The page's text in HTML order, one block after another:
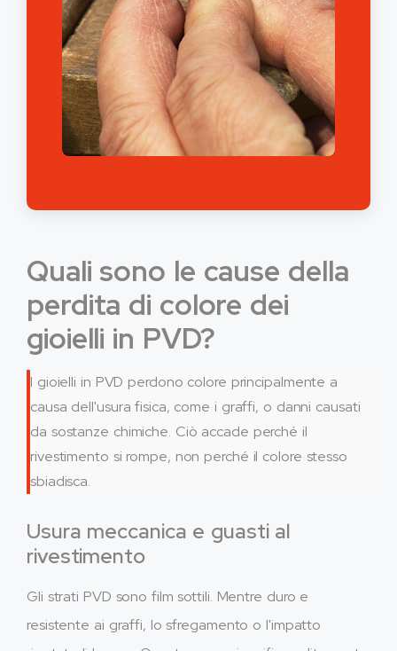
Quali sono le cause della
perdita di colore dei
gioielli in PVD?
I gioielli in PVD perdono colore principalmente a
causa dell'usura fisica, come i graffi, o danni causati
da sostanze chimiche. Ciò accade perché il
rivestimento si rompe, non perché il colore stesso
sbiadisca.
Usura meccanica e guasti al
rivestimento
Gli strati PVD sono film sottili. Mentre duro e
resistente ai graffi, lo sfregamento o l'impatto